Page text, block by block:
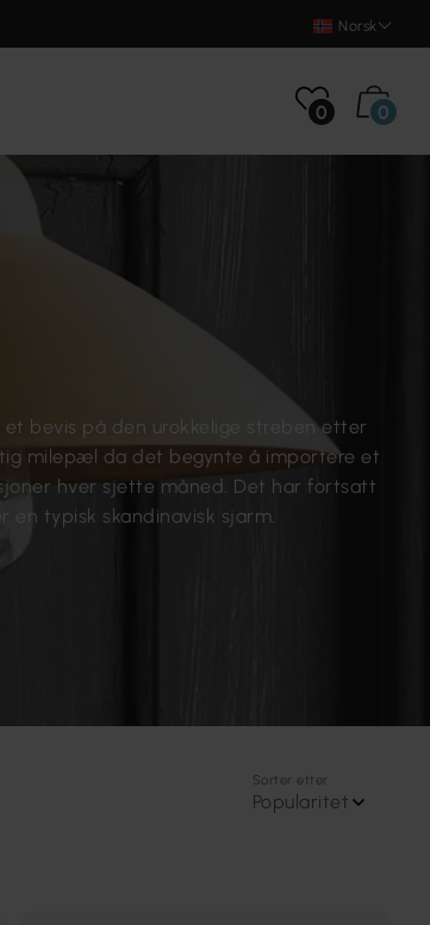
Norsk
0 0
et bevis på den urokkelige streben etter
milepæl da det begynte å importere et
hver sjette måned. Det har fortsatt
typisk skandinavisk sjarm.
Sorter etter
Popularitet